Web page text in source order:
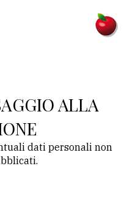
ALLA
dati personali non